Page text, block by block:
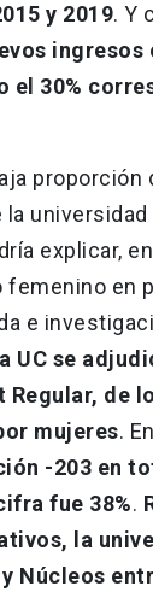
y 2019. Y
ingresos
el 30%
proporción
la
explicar,
femenino en
e
UC se
de
mujeres.
-203 en
fue 38%.
la
Núcleos